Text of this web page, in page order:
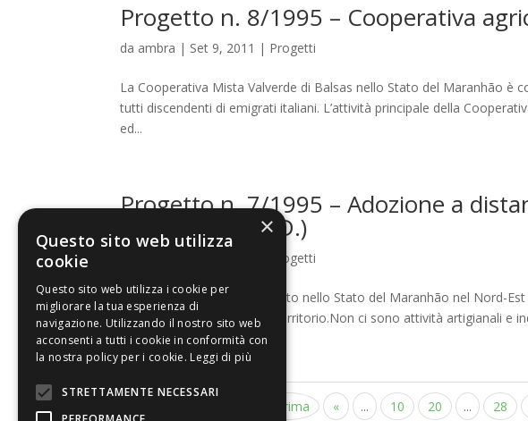
Progetto n. 8/1995 – Cooperativa
da ambra | Set 9, 2011 | Progetti
La Cooperativa Mista Valverde di Balsas nello Stato del Maranhão è
tutti discendenti di emigrati italiani. L’attività principale della
ed...
Progetto n. 7/1995 – Adozione a
Carolina – (S.a.D.)
Progetti
Carolina è un municipio situato nello Stato del Maranhão nel Nord-
distribuiti su un vastissimo territorio.Non ci sono attività artigianali e
« Prima « ... 10 20 ... 28
×
Questo sito web utilizza
cookie
Questo sito web utilizza i cookie per
migliorare la tua esperienza di
navigazione. Utilizzando il nostro sito web
acconsenti a tutti i cookie in conformità con
la nostra policy per i cookie. Leggi di più
STRETTAMENTE NECESSARI